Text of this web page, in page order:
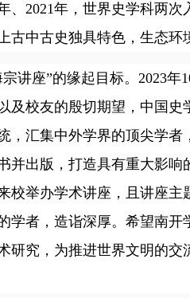
、2021年，世界史学科两
古中古史独具特色，生态环
座”的缘起目标。2023年
及校友的殷切期望，中国史
，汇集中外学界的顶尖学
并出版，打造具有重大影
校举办学术讲座，且讲座
学者，造诣深厚。希望南
研究，为推进世界文明的